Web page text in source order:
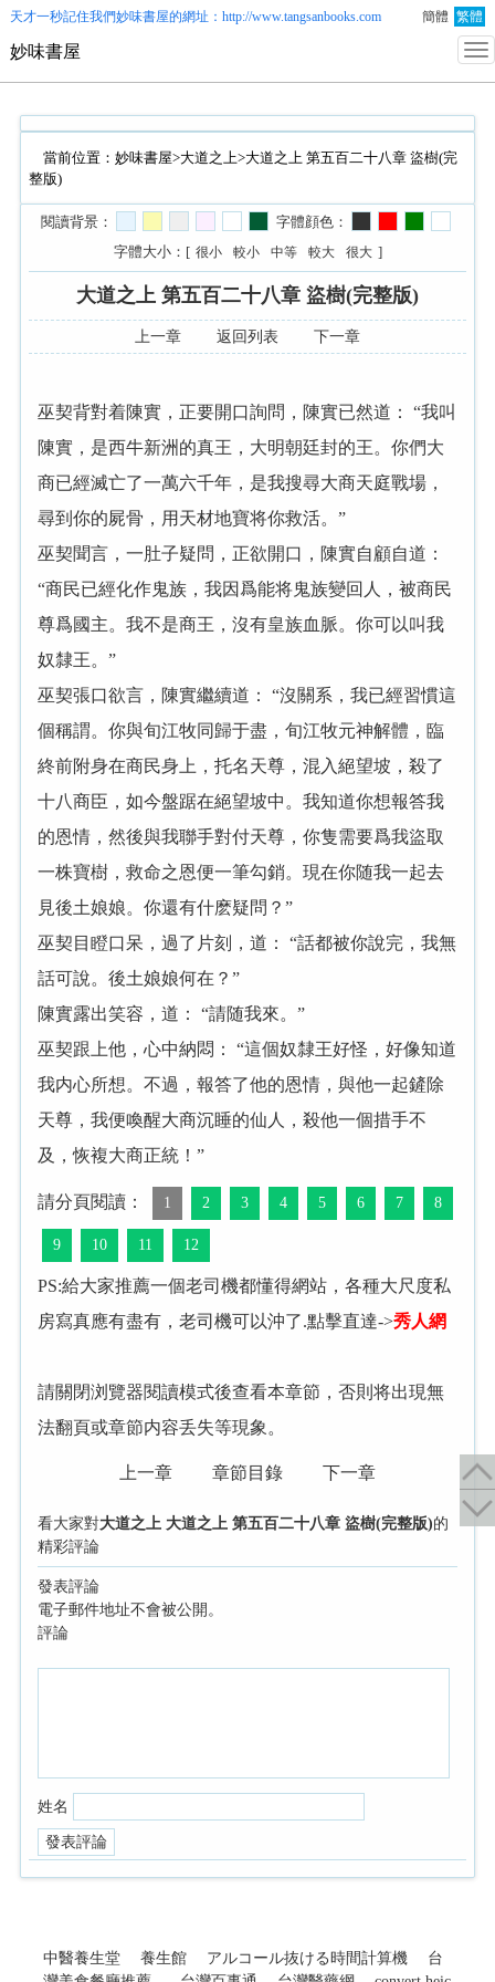
天才一秒記住我們妙味書屋的網址：http://www.tangsanbooks.com 簡體 繁體
妙味書屋
當前位置： 妙味書屋>大道之上>大道之上 第五百二十八章 盜樹(完
整版)
閱讀背景：
字體顔色：
字體大小：[ 很小 較小 中等 較大 很大 ]
大道之上 第五百二十八章 盜樹(完整版)
上一章 返回列表 下一章
巫契背對着陳實，正要開口詢問，陳實已然道： “我叫
陳實，是西牛新洲的真王，大明朝廷封的王。你們大
商已經滅亡了一萬六千年，是我搜尋大商天庭戰場，
尋到你的屍骨，用天材地寶将你救活。”
巫契聞言，一肚子疑問，正欲開口，陳實自顧自道：
“商民已經化作鬼族，我因爲能将鬼族變回人，被商民
尊爲國主。我不是商王，沒有皇族血脈。你可以叫我
奴隸王。”
巫契張口欲言，陳實繼續道： “沒關系，我已經習慣這
個稱謂。你與旬江牧同歸于盡，旬江牧元神解體，臨
終前附身在商民身上，托名天尊，混入絕望坡，殺了
十八商臣，如今盤踞在絕望坡中。我知道你想報答我
的恩情，然後與我聯手對付天尊，你隻需要爲我盜取
一株寶樹，救命之恩便一筆勾銷。現在你随我一起去
見後土娘娘。你還有什麽疑問？”
巫契目瞪口呆，過了片刻，道： “話都被你說完，我無
話可說。後土娘娘何在？”
陳實露出笑容，道： “請随我來。”
巫契跟上他，心中納悶： “這個奴隸王好怪，好像知道
我内心所想。不過，報答了他的恩情，與他一起鏟除
天尊，我便喚醒大商沉睡的仙人，殺他一個措手不
及，恢複大商正統！”
請分頁閱讀： 1 2 3 4 5 6 7 8
9 10 11 12
PS:給大家推薦一個老司機都懂得網站，各種大尺度私
房寫真應有盡有，老司機可以沖了.點擊直達->秀人網
請關閉浏覽器閱讀模式後查看本章節，否則将出現無
法翻頁或章節内容丢失等現象。
上一章 章節目錄 下一章
看大家對大道之上 大道之上 第五百二十八章 盜樹(完整版)的
精彩評論
發表評論
電子郵件地址不會被公開。
評論
姓名
中醫養生堂 養生館 アルコール抜ける時間計算機
台